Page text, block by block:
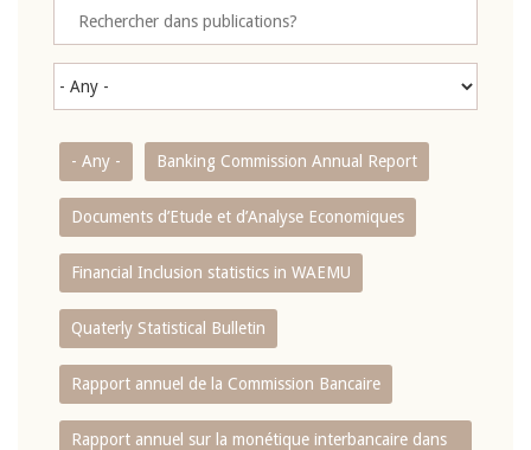
- Any - Banking Commission Annual Report
Documents d’Etude et d’Analyse Economiques
Financial Inclusion statistics in WAEMU
Quaterly Statistical Bulletin
Rapport annuel de la Commission Bancaire
Rapport annuel sur la monétique interbancaire dans